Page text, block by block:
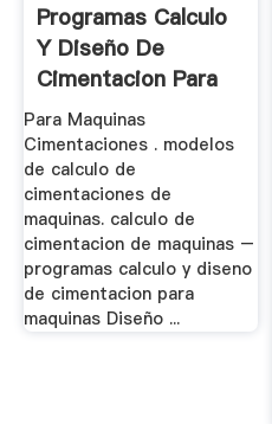
Programas Calculo
Y Diseño De
Cimentacion Para
Maquinas
Para Maquinas
Cimentaciones . modelos
de calculo de
cimentaciones de
maquinas. calculo de
cimentacion de maquinas –
programas calculo y diseno
de cimentacion para
maquinas Diseño ...